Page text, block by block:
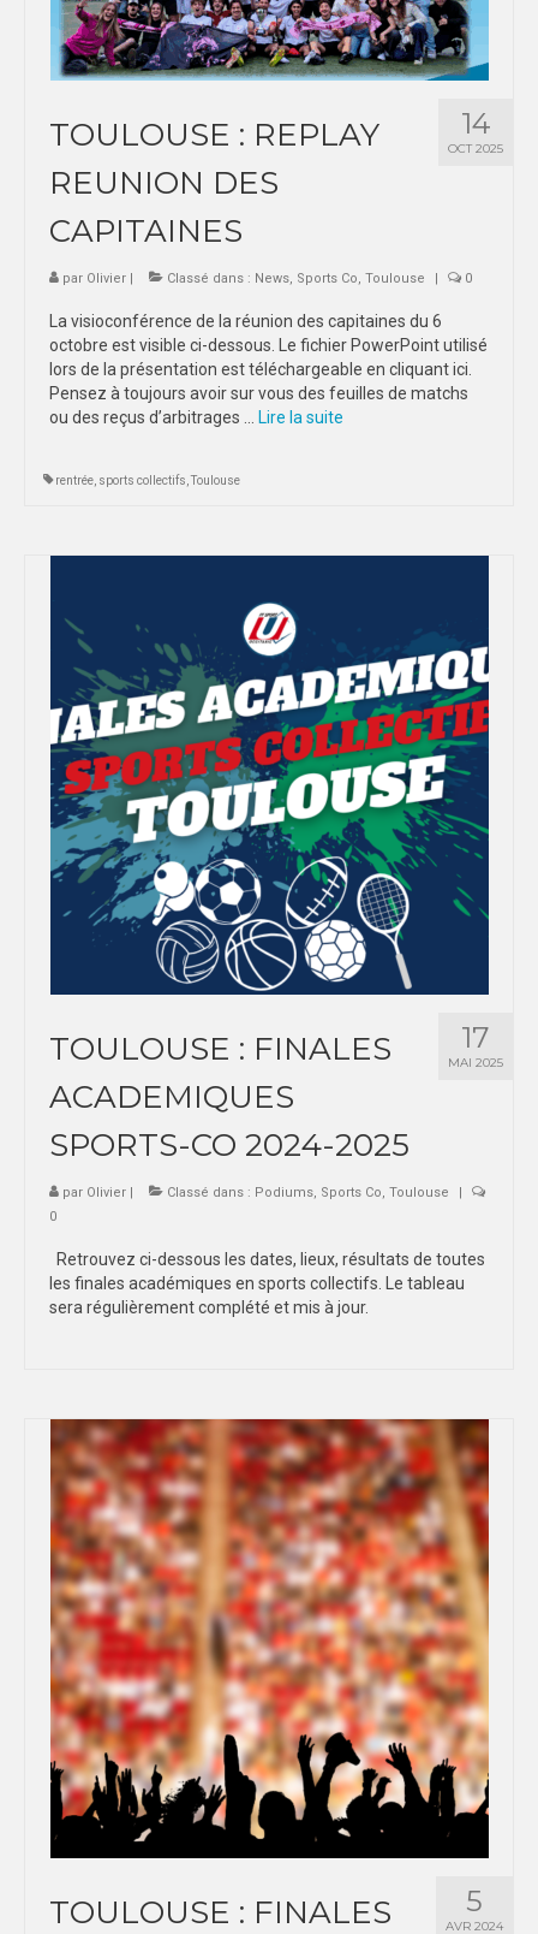
14
OCT 2025
TOULOUSE : REPLAY
REUNION DES
CAPITAINES
par Olivier | Classé dans : News Sports Co Toulouse | 0
La visioconférence de la réunion des capitaines du 6
octobre est visible ci-dessous. Le fichier PowerPoint utilisé
lors de la présentation est téléchargeable en cliquant ici.
Pensez à toujours avoir sur vous des feuilles de matchs
ou des reçus d’arbitrages … Lire la suite­­
rentrée sports collectifs ,Toulouse
17
MAI 2025
TOULOUSE : FINALES
ACADEMIQUES
SPORTS-CO 2024-2025
par Olivier | Classé dans : Podiums Sports Co Toulouse
|
0
Retrouvez ci-dessous les dates, lieux, résultats de toutes
les finales académiques en sports collectifs. Le tableau
sera régulièrement complété et mis à jour.
5
AVR 2024
TOULOUSE : FINALES